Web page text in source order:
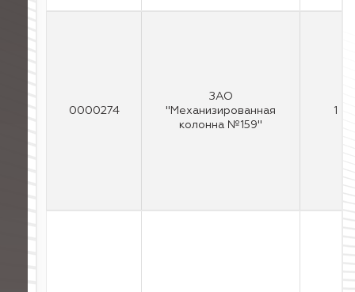
0000274
ЗАО
"Механизированная
колонна №159"
1